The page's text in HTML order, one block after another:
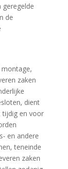
geregelde
de
montage,
zaken
dient
tijdig en voor
en andere
teneinde
zaken